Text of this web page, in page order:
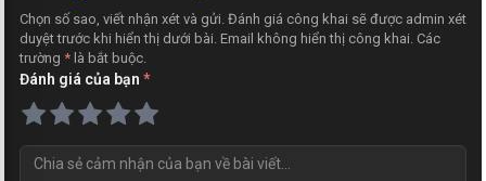
Chọn số sao, viết nhận xét và gửi. Đánh giá công khai sẽ được admin xét
duyệt trước khi hiển thị dưới bài. Email không hiển thị công khai. Các
trường * là bắt buộc.
Đánh giá của bạn *